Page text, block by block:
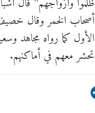
أصحاب الخمر وقال
الأول كما رواه مجاهد
تحشر معهم في أماكنهم.